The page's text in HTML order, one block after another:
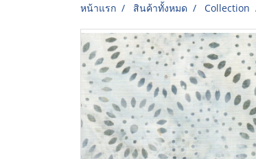
หน้าแรก สินค้าทั้งหมด Collection